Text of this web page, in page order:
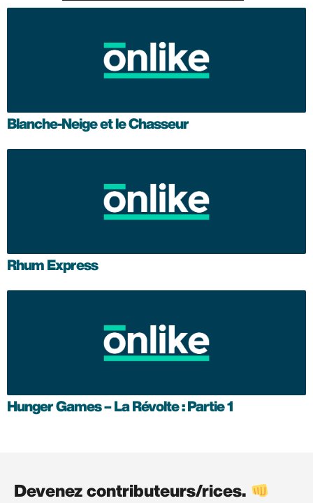
Blanche-Neige et le Chasseur
Rhum Express
Hunger Games – La Révolte : Partie 1
Devenez contributeurs/rices.